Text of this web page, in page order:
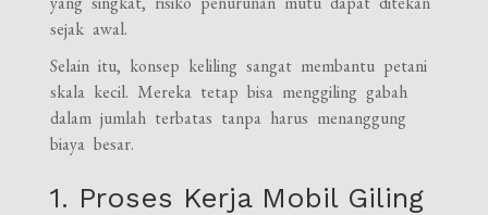
sejak awal.
Selain itu, konsep keliling sangat membantu petani
skala kecil. Mereka tetap bisa menggiling gabah
dalam jumlah terbatas tanpa harus menanggung
biaya besar.
1. Proses Kerja Mobil Giling